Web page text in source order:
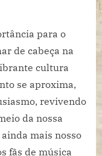
para o
de cabeça na
cultura
se aproxima,
revivendo
da nossa
mais nosso
fãs de música